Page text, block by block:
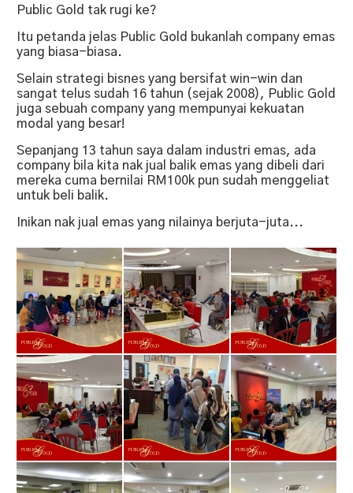
Public Gold tak rugi ke?
Itu petanda jelas Public Gold bukanlah company emas
yang biasa-biasa.
Selain strategi bisnes yang bersifat win-win dan
sangat telus sudah 16 tahun (sejak 2008), Public Gold
juga sebuah company yang mempunyai kekuatan
modal yang besar!
Sepanjang 13 tahun saya dalam industri emas, ada
company bila kita nak jual balik emas yang dibeli dari
mereka cuma bernilai RM100k pun sudah menggeliat
untuk beli balik.
Inikan nak jual emas yang nilainya berjuta-juta...